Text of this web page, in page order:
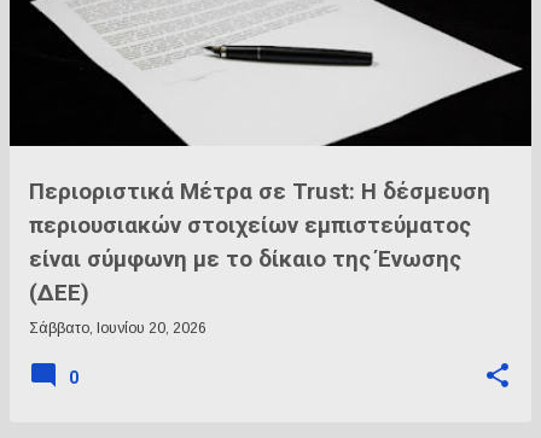
Περιοριστικά Μέτρα σε Trust: H δέσμευση
περιουσιακών στοιχείων εμπιστεύματος
είναι σύμφωνη με το δίκαιο της Ένωσης
(ΔΕΕ)
Σάββατο, Ιουνίου 20, 2026
0